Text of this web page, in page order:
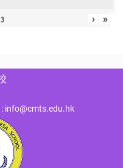
3 › »
info@cmts.edu.hk